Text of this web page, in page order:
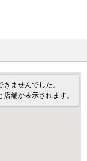
ませんでした。
舗が表示されます。